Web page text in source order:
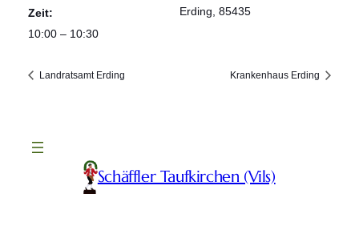
Zeit:
10:00 – 10:30
Erding 85435
Landratsamt Erding Krankenhaus Erding
Schäffler Taufkirchen (Vils)